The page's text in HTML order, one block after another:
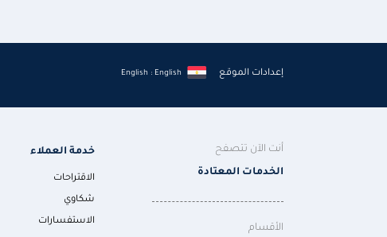
إعدادات الموقع English : English
أنت الآن تتصفح
الخدمات المعتادة
الأقسام
خدمة العملاء
الاقتراحات
شكاوي
الاستفسارات